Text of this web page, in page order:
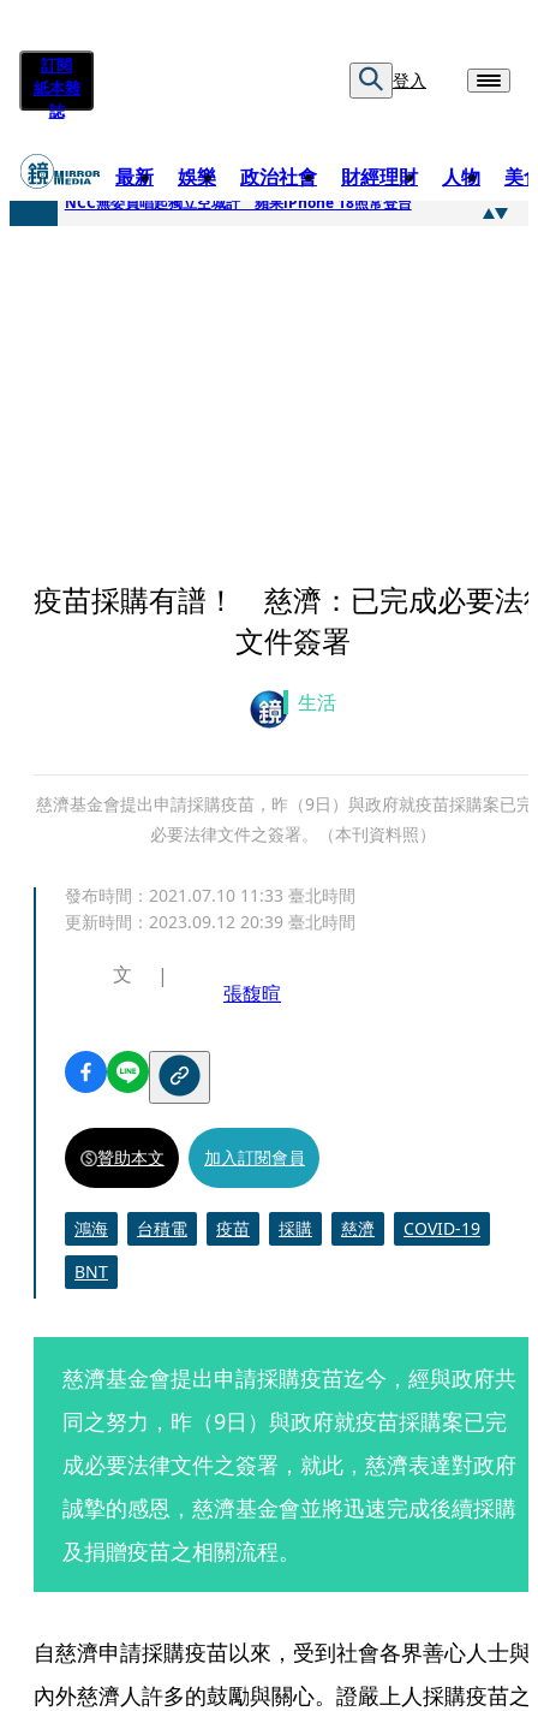
訂閱
紙本雜
誌
登入
最新 娛樂 政治社會 財經理財 人物 美
快訊
NCC無委員唱起獨立空城計 蘋果iPhone 18照常登台
疫苗採購有譜！ 慈濟：已完成必要法
文件簽署
生活
慈濟基金會提出申請採購疫苗，昨（9日）與政府就疫苗採購案已完
必要法律文件之簽署。（本刊資料照）
發布時間： 2021.07.10 11:33 臺北時間
更新時間： 2023.09.12 20:39 臺北時間
文
張馥暄
贊助本文 加入訂閱會員
鴻海 台積電 疫苗 採購 慈濟
COVID-19
BNT
慈濟基金會提出申請採購疫苗迄今，經與政府共
同之努力，昨（9日）與政府就疫苗採購案已完
成必要法律文件之簽署，就此，慈濟表達對政府
誠摯的感恩，慈濟基金會並將迅速完成後續採購
及捐贈疫苗之相關流程。
自慈濟申請採購疫苗以來，受到社會各界善心人士與
內外慈濟人許多的鼓勵與關心。證嚴上人採購疫苗之